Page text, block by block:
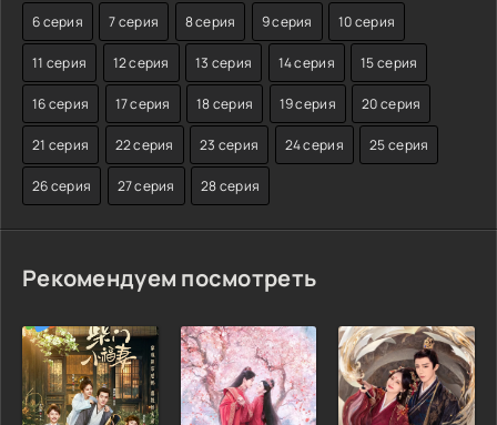
6 серия 7 серия 8 серия 9 серия 10 серия
11 серия 12 серия 13 серия 14 серия 15 серия
16 серия 17 серия 18 серия 19 серия 20 серия
21 серия 22 серия 23 серия 24 серия 25 серия
26 серия 27 серия 28 серия
Рекомендуем посмотреть